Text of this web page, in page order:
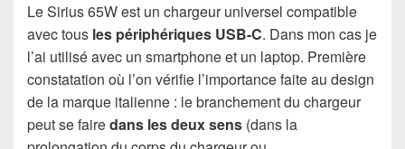
Le Sirius 65W est un chargeur universel compatible
avec tous les périphériques USB-C. Dans mon cas je
l’ai utilisé avec un smartphone et un laptop. Première
constatation où l’on vérifie l’importance faite au design
de la marque italienne : le branchement du chargeur
peut se fairedans les deux sens (dans la